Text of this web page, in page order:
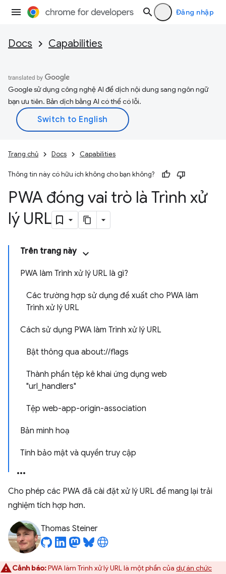
Đăng nhập
Docs Capabilities
Google sử dụng công nghệ AI để dịch nội dung sang ngôn ngữ
bạn ưu tiên. Bản dịch bằng AI có thể có lỗi.
Trang chủ Docs Capabilities
Thông tin này có hữu ích không cho bạn không?
PWA đóng vai trò là Trình xử
lý URL
Trên trang này
PWA làm Trình xử lý URL là gì?
Các trường hợp sử dụng đề xuất cho PWA làm
Trình xử lý URL
Cách sử dụng PWA làm Trình xử lý URL
Bật thông qua about://flags
Thành phần tệp kê khai ứng dụng web
"url_handlers"
Tệp web-app-origin-association
Bản minh hoạ
Tính bảo mật và quyền truy cập
Cho phép các PWA đã cài đặt xử lý URL để mang lại trải
nghiệm tích hợp hơn.
Thomas Steiner
Cảnh báo:PWA làm Trình xử lý URL là một phần của dự án chức